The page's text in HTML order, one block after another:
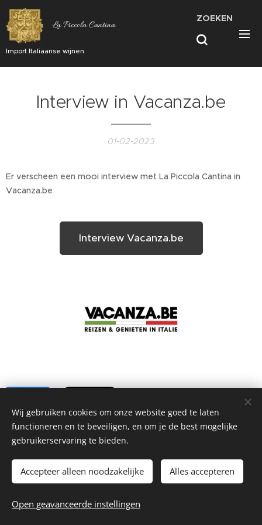
La Piccola Cantina
Import Italiaanse wijnen
ZOEKEN
Interview in Vacanza.be
01-02-2023
Er verscheen een mooi interview met La Piccola Cantina in
Vacanza.be
Interview Vacanza.be
© 2026 La Piccola Cantina
Website bydry.media
Wij gebruiken cookies om onze website goed te laten
functioneren en te beveiligen, en om je de best mogelijke
gebruikerservaring te bieden.
Accepteer alleen noodzakelijke Alles accepteren
Open geavanceerde instellingen